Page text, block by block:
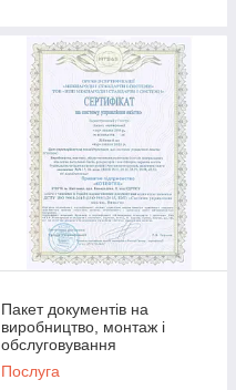
Пакет документів на
виробництво, монтаж і
обслуговування
опалювального обладнання
для участі в тендері
Послуга